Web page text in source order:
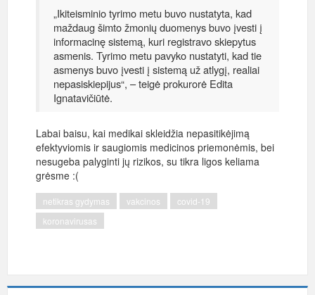
„Ikiteisminio tyrimo metu buvo nustatyta, kad
maždaug šimto žmonių duomenys buvo įvesti į
informacinę sistemą, kuri registravo skiepytus
asmenis. Tyrimo metu pavyko nustatyti, kad tie
asmenys buvo įvesti į sistemą už atlygį, realiai
nepasiskiepijus“, – teigė prokurorė Edita
Ignatavičiūtė.
Labai baisu, kai medikai skleidžia nepasitikėjimą
efektyviomis ir saugiomis medicinos priemonėmis, bei
nesugeba palyginti jų rizikos, su tikra ligos keliama
grėsme :(
netikras gydymas vakcinos
covid-19
koronavirusas